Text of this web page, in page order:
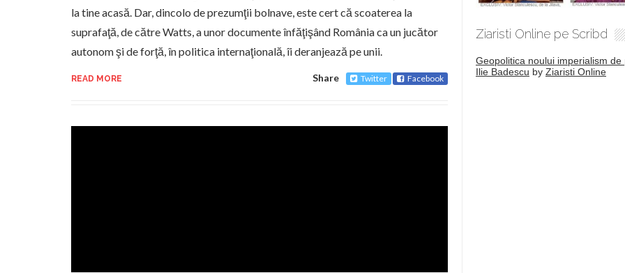
la tine acasă. Dar, dincolo de prezumţii bolnave, este cert că scoaterea la
suprafaţă, de către Watts, a unor documente înfăţişând România ca un jucător
autonom şi de forţă, în politica internaţională, îi deranjează pe unii.
READ MORE Share Twitter Facebook
Ziaristi Online pe Scribd
Geopolitica noului imperialism de
Ilie Badescu by Ziaristi Online